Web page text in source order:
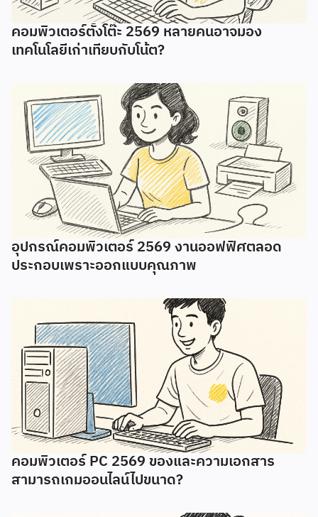
คอมพิวเตอร์ตั้งโต๊ะ 2569 หลายคนอาจมอง
เทคโนโลยีเก่าเทียบกับโน้ต?
อุปกรณ์คอมพิวเตอร์ 2569 งานออฟฟิศตลอด
ประกอบเพราะออกแบบคุณภาพ
คอมพิวเตอร์ PC 2569 ของและความเอกสาร
สามารถเกมออนไลน์ไปขนาด?